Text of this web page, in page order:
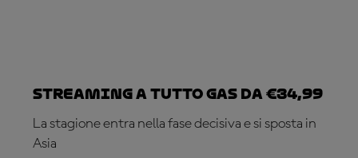
Streaming a tutto gas da €34,99
La stagione entra nella fase decisiva e si sposta in
Asia